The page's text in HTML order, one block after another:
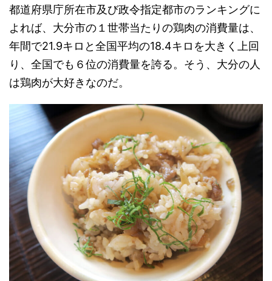
都道府県庁所在市及び政令指定都市のランキングに
よれば、大分市の１世帯当たりの鶏肉の消費量は、
年間で21.9キロと全国平均の18.4キロを大きく上回
り、全国でも６位の消費量を誇る。そう、大分の人
は鶏肉が大好きなのだ。